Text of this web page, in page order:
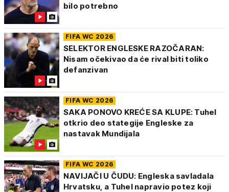
bilo potrebno
FIFA WC 2026
SELEKTOR ENGLESKE RAZOČARAN:
Nisam očekivao da će rival biti toliko
defanzivan
FIFA WC 2026
SAKA PONOVO KREĆE SA KLUPE: Tuhel
otkrio deo stategije Engleske za
nastavak Mundijala
FIFA WC 2026
NAVIJAČI U ČUDU: Engleska savladala
Hrvatsku, a Tuhel napravio potez koji